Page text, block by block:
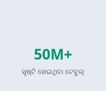
50M+
ସୃଷ୍ଟି ହୋଇଥିବା ଟେବୁଲ୍